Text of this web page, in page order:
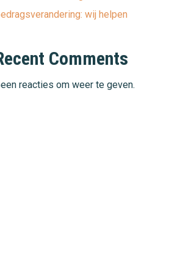
wij helpen
Comments
reacties om weer te geven.